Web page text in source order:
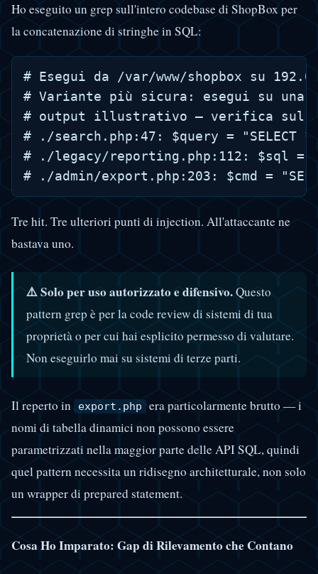
Ho eseguito un grep sull'intero codebase di ShopBox per
la concatenazione di stringhe in SQL:
# Esegui da /var/www/shopbox su
# Variante più sicura: esegui su una
# output illustrativo — verifica sul
# ./search.php:47: $query = "SELECT *
# ./legacy/reporting.php:112: $sql =
Tre hit. Tre ulteriori punti di injection. All'attaccante ne
bastava uno.
⚠️ Solo per uso autorizzato e difensivo.Questo
pattern grep è per la code review di sistemi di tua
proprietà o per cui hai esplicito permesso di valutare.
Non eseguirlo mai su sistemi di terze parti.
Il reperto in export.php era particolarmente brutto — i
nomi di tabella dinamici non possono essere
parametrizzati nella maggior parte delle API SQL, quindi
quel pattern necessita un ridisegno architetturale, non solo
un wrapper di prepared statement.
Cosa Ho Imparato: Gap di Rilevamento che Contano